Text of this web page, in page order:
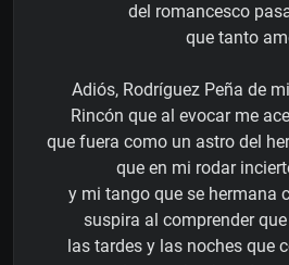
del romancesco
que tanto
Adiós, Rodríguez Peña de
Rincón que al evocar me
que fuera como un astro del
que en mi rodar
y mi tango que se hermana
suspira al comprender
las tardes y las noches que